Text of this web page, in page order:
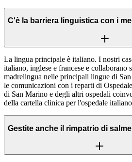
C'è la barriera linguistica con i
La lingua principale è italiano. I nostri
italiano, inglese e francese e collaborano
madrelingua nelle principali lingue di
le comunicazioni con i reparti di
di San Marino e degli altri ospedali
della cartella clinica per l'ospedale
Gestite anche il rimpatrio di